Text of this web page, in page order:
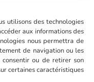
utilisons des technologies
aux informations des
nous permettra de
de navigation ou les
ou de retirer son
certaines caractéristiques
de soleil, d’une fleur